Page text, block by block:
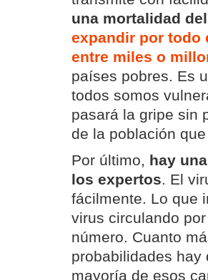
una mortalidad
expandir por todo
entre miles o
países pobres. Es
todos somos
pasará la gripe sin
de la población
Por último, hay
los expertos. El
fácilmente. Lo que
virus circulando
número. Cuanto
probabilidades hay
mayoría de esos